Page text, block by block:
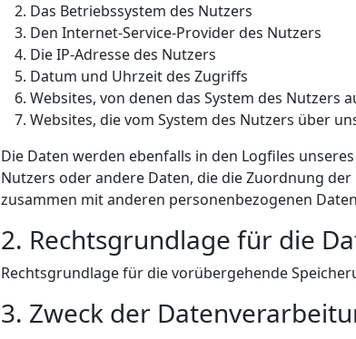
Das Betriebssystem des Nutzers
Den Internet-Service-Provider des Nutzers
Die IP-Adresse des Nutzers
Datum und Uhrzeit des Zugriffs
Websites, von denen das System des Nutzers
Websites, die vom System des Nutzers über
Die Daten werden ebenfalls in den Logfiles
Nutzers oder andere Daten, die die Zuordnung
zusammen mit anderen personenbezogenen
2. Rechtsgrundlage für die
Rechtsgrundlage für die vorübergehende
3. Zweck der